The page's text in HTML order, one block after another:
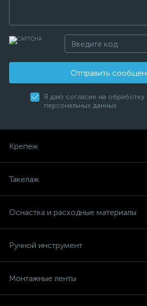
Отправить
Я даю согласие на обработку
персональных данных
Крепеж
Такелаж
Оснастка и расходные материалы
Ручной инструмент
Монтажные ленты